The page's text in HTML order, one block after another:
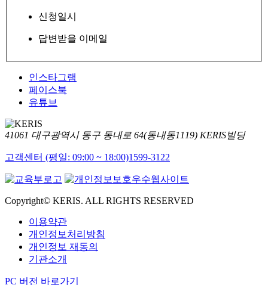
신청일시
답변받을 이메일
인스타그램
페이스북
유튜브
41061 대구광역시 동구 동내로 64(동내동1119) KERIS빌딩
고객센터 (평일: 09:00 ~ 18:00)1599-3122
Copyright© KERIS. ALL RIGHTS RESERVED
이용약관
개인정보처리방침
개인정보 재동의
기관소개
PC 버전 바로가기